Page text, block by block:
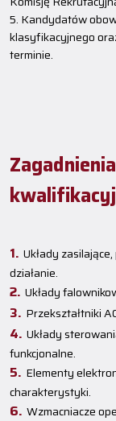
5. Kandydatów
klasyfikacyjnego
terminie.
Układy
działanie.
Układy
Przekształtniki
Układy
funkcjonalne.
Elementy
charakterystyki.
Wzmacniacze